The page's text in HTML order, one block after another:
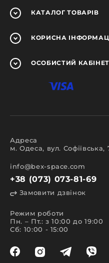
КАТАЛОГ ТОВАРІВ
КОРИСНА
ОСОБИСТИЙ КАБІНЕТ
Адреса
м. Одеса, вул. Софіївська,
info@bex-space.com
+38 (073) 073-81-69
Замовити дзвінок
Режим роботи
Пн. – Пт.: з 10:00 до 19:00
Сб: 10:00 - 15:00